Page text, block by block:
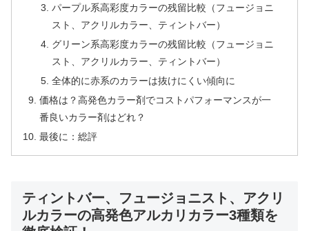
パープル系高彩度カラーの残留比較（フュージョニ
スト、アクリルカラー、ティントバー）
グリーン系高彩度カラーの残留比較（フュージョニ
スト、アクリルカラー、ティントバー）
全体的に赤系のカラーは抜けにくい傾向に
価格は？高発色カラー剤でコストパフォーマンスが一
番良いカラー剤はどれ？
最後に：総評
ティントバー、フュージョニスト、アクリ
ルカラーの高発色アルカリカラー3種類を